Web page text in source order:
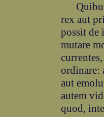
rex aut
possit de
mutare
ordinare:
aut
autem
quod,